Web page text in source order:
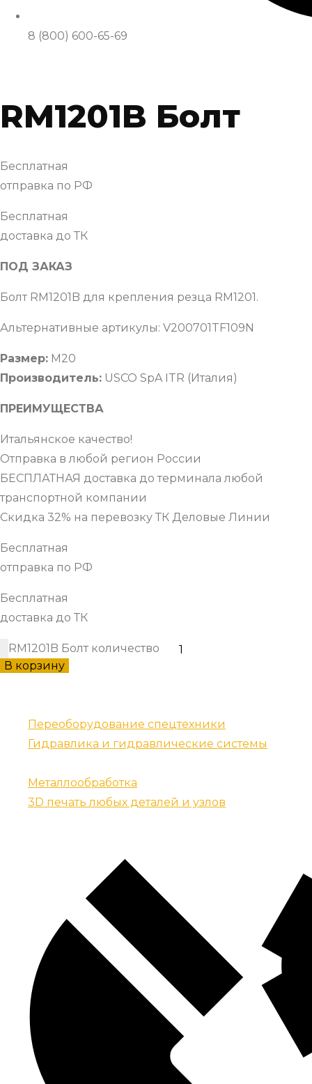
8 (800) 600-65-69
RM1201B Болт
Бесплатная
отправка по РФ
Бесплатная
доставка до ТК
ПОД ЗАКАЗ
Болт RM1201B для крепления резца RM1201.
Альтернативные артикулы: V200701TF109N
Размер: М20
Производитель: USCO SpA ITR (Италия)
ПРЕИМУЩЕСТВА
Итальянское качество!
Отправка в любой регион России
БЕСПЛАТНАЯ доставка до терминала любой
транспортной компании
Скидка 32% на перевозку ТК Деловые Линии
Бесплатная
отправка по РФ
Бесплатная
доставка до ТК
RM1201B Болт количество
В корзину
Переоборудование спецтехники
Гидравлика и гидравлические системы
Металлообработка
3D печать любых деталей и узлов